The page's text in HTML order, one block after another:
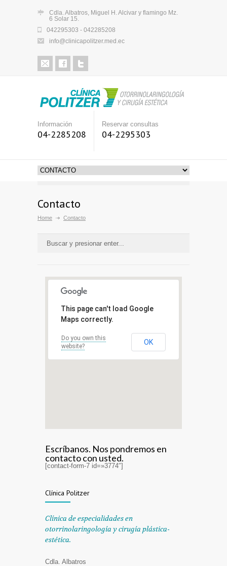
Cdla. Albatros, Miguel H. Alcivar y flamingo Mz.
6 Solar 15.
042295303 - 042285208
info@clinicapolitzer.med.ec
Información
04-2285208
Reservar consultas
04-2295303
Contacto
Home Contacto
This page can't load Google
Maps correctly.
Do you own this
website?
OK
Escríbanos. Nos pondremos en
contacto con usted.
[contact-form-7 id=»3774″]
Clínica Politzer
Clínica de especialidades en
otorrinolaringología y cirugía plástica-
estética.
Cdla. Albatros